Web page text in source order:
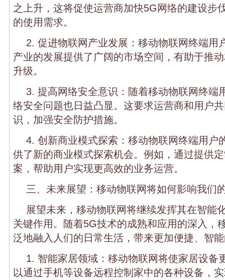
之上升，这将促使运营商加快5G网络的建设步
的使用需求。
2. 促进物联网产业发展：移动物联网终端用
产业的发展提供了广阔的市场空间，有助于推
升级。
3. 提高网络安全意识：随着移动物联网终端
络安全问题也日益凸显。这要求运营商和用户
识，加强安全防护措施。
4. 创新商业模式探索：移动物联网终端用户
供了新的商业模式探索机会。例如，通过提供
案，帮助用户实现更高效的业务运营。
三、未来展望：移动物联网将如何影响我们
展望未来，移动物联网将继续发挥其在智能
关键作用。随着5G技术的成熟和应用的深入，
泛地融入人们的日常生活，带来更加便捷、智
1. 智能家居领域：移动物联网将使家居设备
以通过手机等设备远程控制家中的各种设备，